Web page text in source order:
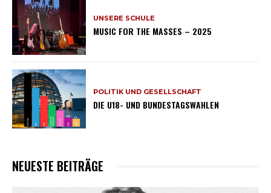
UNSERE SCHULE
MUSIC FOR THE MASSES – 2025
POLITIK UND GESELLSCHAFT
DIE U18- UND BUNDESTAGSWAHLEN
NEUESTE BEITRÄGE